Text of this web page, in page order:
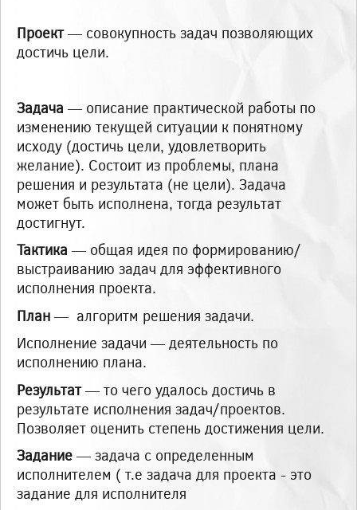
Проект— совокупность задач позволяющих
достичь цели.
Задача — описание практической работы по
изменению текущей ситуации к понятному
исходу (достичь цели, удовлетворить
желание). Состоит из проблемы, плана
решения и результата (не цели). Задача
может быть исполнена, тогда результат
достигнут.
Тактика — общая идея по формированию/
выстраиванию задач для эффективного
исполнения проекта.
План— алгоритм решения задачи.
Исполнение задачи — деятельность по
исполнению плана.
Результат— то чего удалось достичь в
результате исполнения задач/проектов.
Позволяет оценить степень достижения цели.
Задание— задача с определенным
исполнителем ( т.е задача для проекта - это
задание для исполнителя